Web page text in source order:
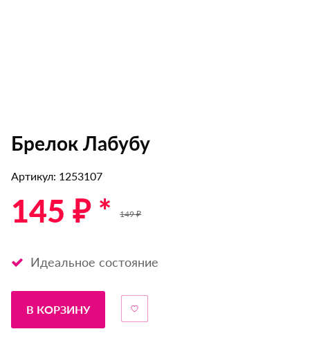
Брелок Лабубу
Артикул: 1253107
145 ₽ * 149 ₽
Идеальное состояние
В КОРЗИНУ